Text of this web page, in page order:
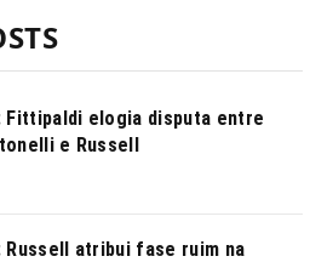
Fittipaldi elogia disputa entre
e Russell
Russell atribui fase ruim na